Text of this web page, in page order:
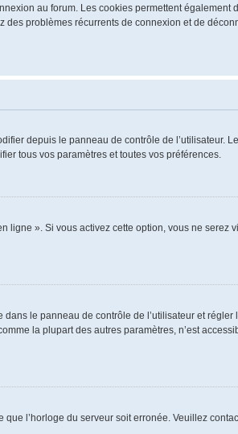
au forum. Les cookies permettent également
problèmes récurrents de connexion et de
depuis le panneau de contrôle de l’utilisateur.
tous vos paramètres et toutes vos préférences.
ligne ». Si vous activez cette option, vous ne serez
le panneau de contrôle de l’utilisateur et
la plupart des autres paramètres, n’est
l’horloge du serveur soit erronée. Veuillez